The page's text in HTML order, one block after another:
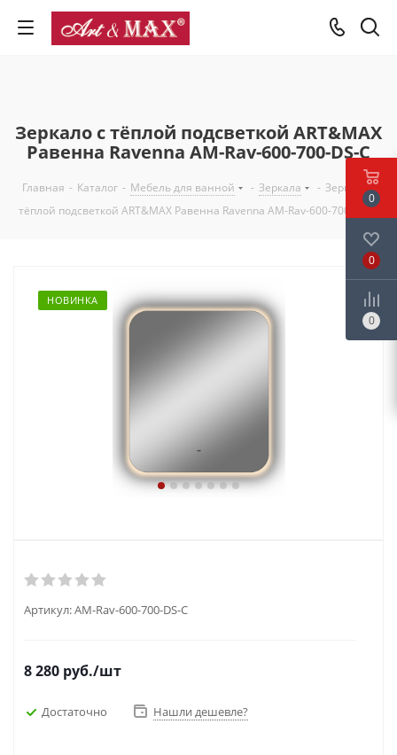
Зеркало с тёплой подсветкой ART&MAX
Равенна Ravenna AM-Rav-600-700-DS-C
Главная - Каталог - Мебель для ванной - Зеркала - Зеркало с
тёплой подсветкой ART&MAX Равенна Ravenna AM-Rav-600-700-DS-C
НОВИНКА
Артикул:AM-Rav-600-700-DS-C
8 280 руб./шт
Достаточно Нашли дешевле?
0
0
0